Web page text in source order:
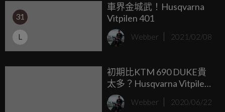
31
L
車界金城武！Husqvarna
Vitpilen 401
Webber 2021/02/08
初期比KTM 690 DUKE貴
太多？Husqvarna Vitpilen
& Svartpilen 701海外降價
Webber 2020/06/22